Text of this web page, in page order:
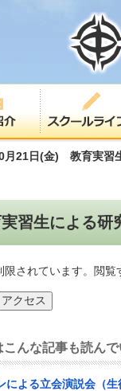
月21日(金) 教育実習
習生による研
されています。閲
んな記事も読ん
よる立会演説会（生